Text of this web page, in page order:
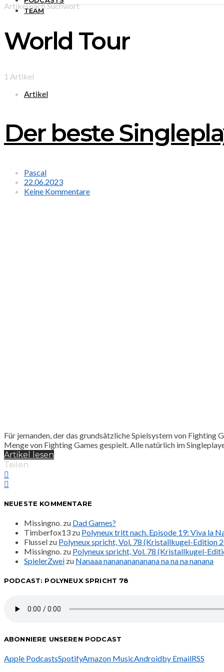
TEAM
Artikel nach Suchwort
World Tour
1 Artikel
Artikel
Der beste
Pascal
22.06.2023
Keine Kommentare
Für jemanden, der das grundsätzliche Spielsystem von Fighting
Menge von Fighting Games gespielt. Alle natürlich im
Artikel lesen
Teilen
NEUESTE KOMMENTARE
Missingno. zu Dad Games?
Timberfox13 zu Polyneux tritt nach. Episode 19: Viva la
Flussel zu Polyneux spricht, Vol. 78 (Kristallkugel-Edition
Missingno. zu Polyneux spricht, Vol. 78 (Kristallkugel-
SpielerZwei zu Nanaaa nanananananana na na na nanana
PODCAST: POLYNEUX SPRICHT 78
ABONNIERE UNSEREN PODCAST
Apple PodcastsSpotifyAmazon MusicAndroidby EmailRSS